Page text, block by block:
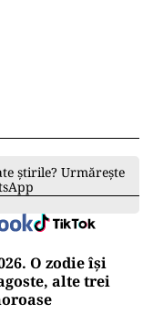
știrile? Urmărește
O zodie își
alte trei